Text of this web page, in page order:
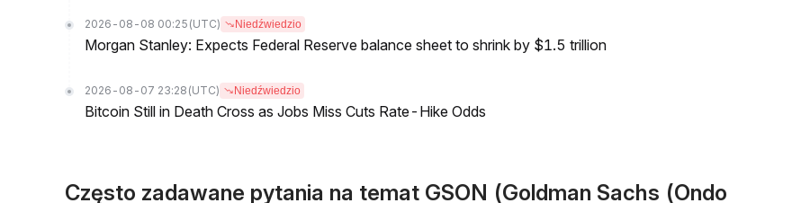
2026-08-08 00:25 (UTC) Niedźwiedzio
Morgan Stanley: Expects Federal Reserve balance sheet to shrink by $1.5 trillion
2026-08-07 23:28 (UTC) Niedźwiedzio
Bitcoin Still in Death Cross as Jobs Miss Cuts Rate-Hike Odds
Często zadawane pytania na temat GSON (Goldman Sachs (Ondo